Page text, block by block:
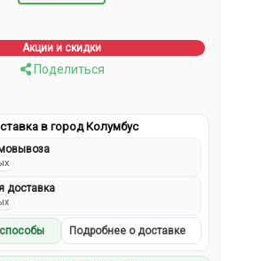
Акции и скидки
Поделиться
в город Колумбус
доставка
Подробнее о доставке